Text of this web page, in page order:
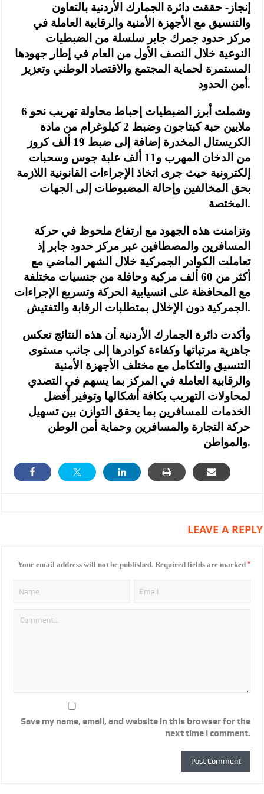
إنجاز- حققت دائرة الجمارك الأردنية بالتعاون
والتنسيق مع الأجهزة الأمنية والرقابية العاملة في
مركز حدود جمرك جابر سلسلة من الضبطيات
النوعية خلال النصف الأول من العام في إطار جهودها
المستمرة لحماية المجتمع والاقتصاد الوطني وتعزيز
أمن الحدود.
وشملت أبرز الضبطيات إحباط محاولة تهريب نحو 6
ملايين حبة كبتاجون وضبط 2 كيلوغرام من مادة
الكريستال المخدرة إضافة إلى ضبط 19 ألف كروز
من الدخان المهرب و11 ألف علبة جوس وسحبات
إلكترونية حيث جرى اتخاذ الإجراءات القانونية اللازمة
بحق المخالفين وإحالة المضبوطات إلى الجهات
المختصة.
وتزامنت هذه الجهود مع ارتفاع ملحوظ في حركة
المسافرين والمصطافين عبر مركز حدود جابر إذ
تعاملت الكوادر الجمركية خلال الشهر الماضي مع
أكثر من 60 ألف مركبة وحافلة من جنسيات مختلفة
مع المحافظة على انسيابية الحركة وتسريع الإجراءات
الجمركية دون الإخلال بمتطلبات الرقابة والتفتيش.
وأكدت دائرة الجمارك الأردنية أن هذه النتائج تعكس
جاهزية مرتباتها وكفاءة كوادرها إلى جانب مستوى
التنسيق والتكامل مع مختلف الأجهزة الأمنية
والرقابية العاملة في المركز بما يسهم في التصدي
لمحاولات التهريب بكافة أشكالها وتوفير أفضل
الخدمات للمسافرين بما يحقق التوازن بين تسهيل
حركة التجارة والمسافرين وحماية أمن الوطن
والمواطن.
LEAVE A REPLY
Your email address will not be published. Required fields are marked *
Save my name, email, and website in this browser for the
next time I comment.